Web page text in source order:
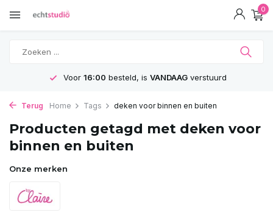
0
Voor 16:00 besteld, is VANDAAGverstuurd
Terug Home Tags deken voor binnen en buiten
Producten getagd met deken voor
binnen en buiten
Onze merken